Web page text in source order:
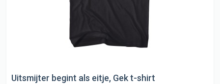
Uitsmijter begint als eitje, Gek t-shirt